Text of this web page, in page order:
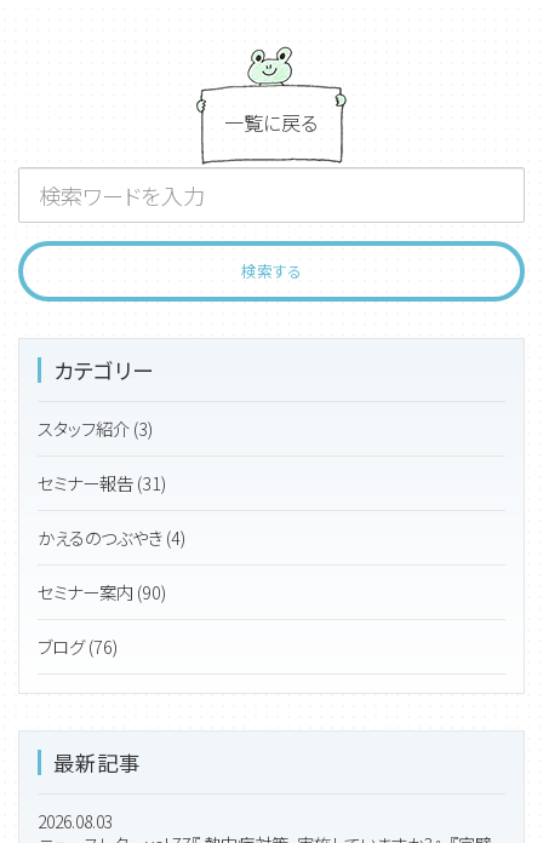
一覧に戻る
カテゴリー
スタッフ紹介 (3)
セミナー報告 (31)
かえるのつぶやき (4)
セミナー案内 (90)
ブログ (76)
最新記事
2026.08.03